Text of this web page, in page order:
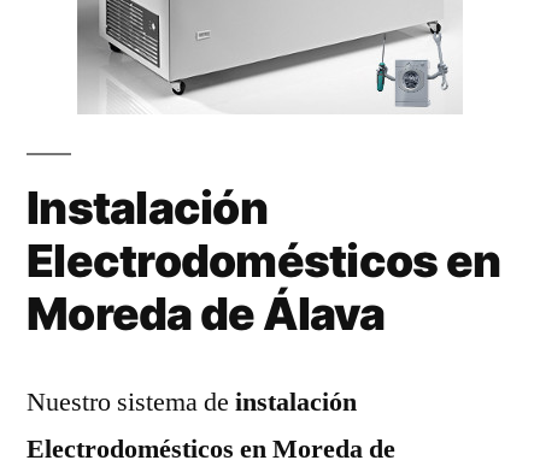
Instalación
Electrodomésticos en
Moreda de Álava
Nuestro sistema de instalación
Electrodomésticos en Moreda de